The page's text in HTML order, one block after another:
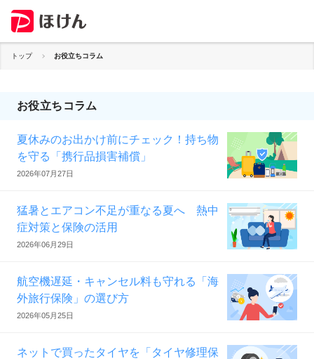
トップ お役立ちコラム
お役立ちコラム
夏休みのお出かけ前にチェック！持ち物
を守る「携行品損害補償」
2026年07月27日
猛暑とエアコン不足が重なる夏へ 熱中
症対策と保険の活用
2026年06月29日
航空機遅延・キャンセル料も守れる「海
外旅行保険」の選び方
2026年05月25日
ネットで買ったタイヤを「タイヤ修理保